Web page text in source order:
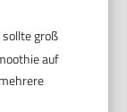
groß
auf